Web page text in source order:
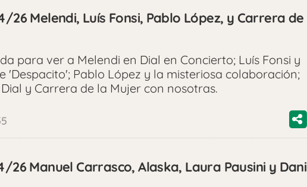
26 Melendi, Luís Fonsi, Pablo López, y Carrera de
para ver a Melendi en Dial en Concierto; Luís Fonsi y
'Despacito'; Pablo López y la misteriosa colaboración;
y Carrera de la Mujer con nosotras.
26 Manuel Carrasco, Alaska, Laura Pausini y Dani